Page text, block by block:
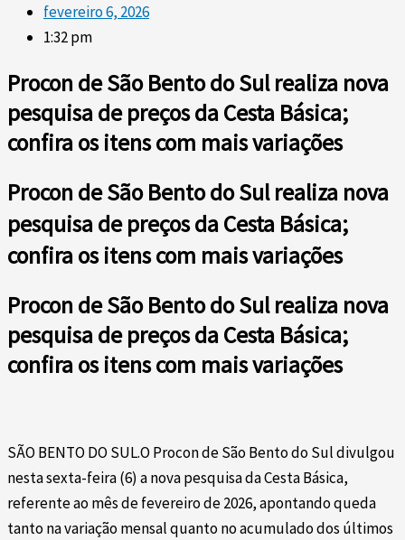
fevereiro 6, 2026
1:32 pm
Procon de São Bento do Sul realiza nova
pesquisa de preços da Cesta Básica;
confira os itens com mais variações
Procon de São Bento do Sul realiza nova
pesquisa de preços da Cesta Básica;
confira os itens com mais variações
Procon de São Bento do Sul realiza nova
pesquisa de preços da Cesta Básica;
confira os itens com mais variações
SÃO BENTO DO SUL.O Procon de São Bento do Sul divulgou
nesta sexta-feira (6) a nova pesquisa da Cesta Básica,
referente ao mês de fevereiro de 2026, apontando queda
tanto na variação mensal quanto no acumulado dos últimos